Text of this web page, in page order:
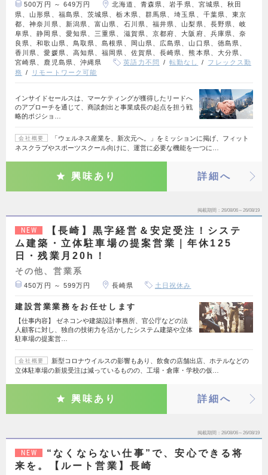
500万円 ～ 649万円
北海道、青森県、岩手県、宮城県、秋田
県、山形県、福島県、茨城県、栃木県、群馬県、埼玉県、千葉県、東京
都、神奈川県、新潟県、富山県、石川県、福井県、山梨県、長野県、岐
阜県、静岡県、愛知県、三重県、滋賀県、京都府、大阪府、兵庫県、奈
良県、和歌山県、鳥取県、島根県、岡山県、広島県、山口県、徳島県、
香川県、愛媛県、高知県、福岡県、佐賀県、長崎県、熊本県、大分県、
宮崎県、鹿児島県、沖縄県
英語力不問 転勤なし
フレックス勤
務
リモートワーク可能
インサイドセールスは、マーケティングが獲得したリードへ
のアプローチを通じて、商談創出と事業成長の起点を担う戦
略的ポジショ…
会社概要
「ウェルネス産業を、新次元へ。」をミッションに掲げ、フィット
ネスクラブやスポーツスクール向けに、運営に必要な機能を一つに…
興味あり 詳細へ
掲載期間 26/08/06～26/08/19
NEW
【長崎】黒字経営＆安定受注！システ
ム建築・立体駐車場の提案営業｜年休125
日・残業月20h！
その他、営業系
450万円 ～ 599万円 長崎県 土日祝休み
建設営業業務をお任せします
【仕事内容】 ゼネコンや建築設計事務所、官公庁などの法
人顧客に対し、独自の技術力を活かしたシステム建築や立体
駐車場の提案営…
会社概要
新型コロナウイルスの影響もあり、飲食の店舗出店、ホテルなどの
立体駐車場の新規受注は減っているものの、工場・倉庫・学校の仮…
興味あり 詳細へ
掲載期間 26/08/06～26/08/19
NEW
“なくならない仕事”で、安心できる将
来を。【ルート営業】長崎